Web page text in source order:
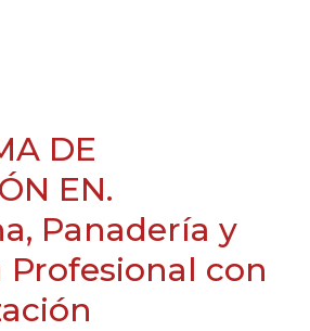
DE
EN.
Panadería y
Profesional con